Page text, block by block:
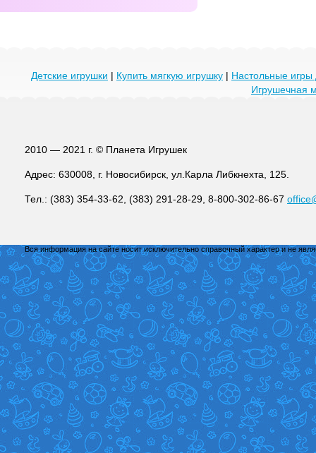
Детские игрушки | Купить мягкую игрушку | Настольные игры
Игрушечная
2010 — 2021 г. © Планета Игрушек
Адрес: 630008, г. Новосибирск, ул.Карла Либкнехта, 125.
Тел.: (383) 354-33-62, (383) 291-28-29, 8-800-302-86-67
Вся информация на сайте носит исключительно справочный характер и не